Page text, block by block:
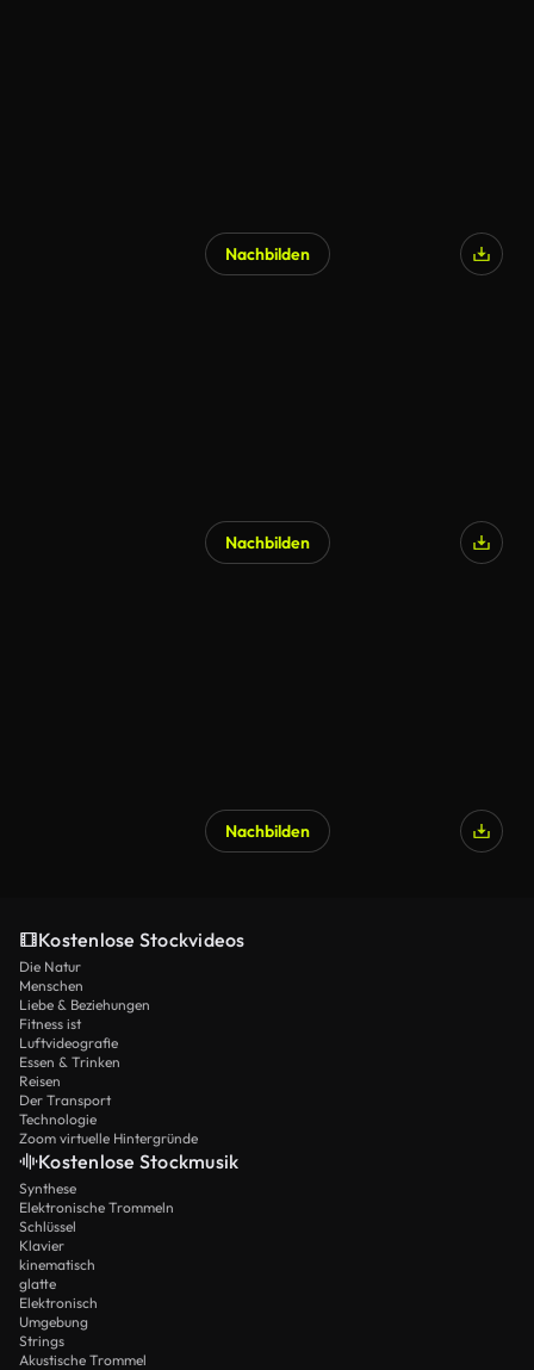
Nachbilden
Nachbilden
Nachbilden
Kostenlose Stockvideos
Die Natur
Menschen
Liebe & Beziehungen
Fitness ist
Luftvideografie
Essen & Trinken
Reisen
Der Transport
Technologie
Zoom virtuelle Hintergründe
Kostenlose Stockmusik
Synthese
Elektronische Trommeln
Schlüssel
Klavier
kinematisch
glatte
Elektronisch
Umgebung
Strings
Akustische Trommel